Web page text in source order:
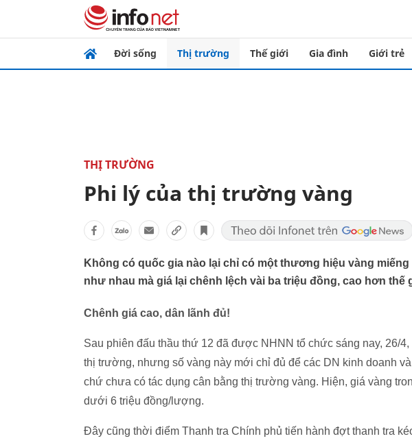
Đời sống Thị trường Thế giới Gia đình Giới trẻ
THỊ TRƯỜNG
Phi lý của thị trường vàng
Không có quốc gia nào lại chỉ có một thương hiệu vàng
như nhau mà giá lại chênh lệch vài ba triệu đồng, cao hơn thế
Chênh giá cao, dân lãnh đủ!
Sau phiên đấu thầu thứ 12 đã được NHNN tổ chức sáng nay, 26/
thị trường, nhưng số vàng này mới chỉ đủ để các DN kinh doanh
chứ chưa có tác dụng cân bằng thị trường vàng. Hiện, giá vàng
dưới 6 triệu đồng/lượng.
Đây cũng thời điểm Thanh tra Chính phủ tiến hành đợt thanh tra